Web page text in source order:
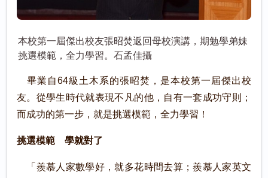
本校第一屆傑出校友張昭焚返回母校演講，期勉學弟妹
挑選模範，全力學習。石孟佳攝
畢業自64級土木系的張昭焚，是本校第一屆傑出校
友。從學生時代就表現不凡的他，自有一套成功守則；
而成功的第一步，就是挑選模範，全力學習！
挑選模範 學就對了
「羨慕人家數學好，就多花時間去算；羨慕人家英文